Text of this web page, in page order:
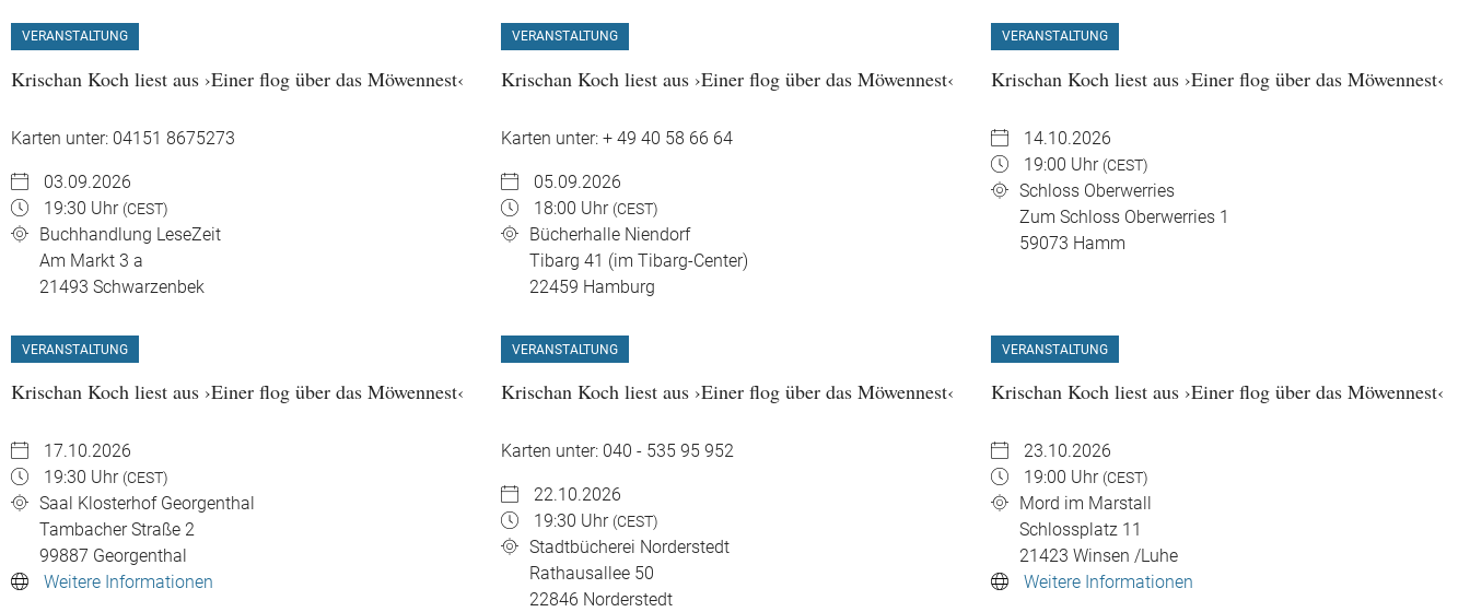
VERANSTALTUNG
Krischan Koch liest aus ›Einer flog über das Möwennest‹
Karten unter: 04151 8675273
03.09.2026
19:30 Uhr (CEST)
Buchhandlung LeseZeit
Am Markt 3 a
21493 Schwarzenbek
VERANSTALTUNG
Krischan Koch liest aus ›Einer flog über das Möwennest‹
Karten unter: + 49 40 58 66 64
05.09.2026
18:00 Uhr (CEST)
Bücherhalle Niendorf
Tibarg 41 (im Tibarg-Center)
22459 Hamburg
VERANSTALTUNG
Krischan Koch liest aus ›Einer flog über das Möwennest‹
14.10.2026
19:00 Uhr (CEST)
Schloss Oberwerries
Zum Schloss Oberwerries 1
59073 Hamm
VERANSTALTUNG
Krischan Koch liest aus ›Einer flog über das Möwennest‹
17.10.2026
19:30 Uhr (CEST)
Saal Klosterhof Georgenthal
Tambacher Straße 2
99887 Georgenthal
Weitere Informationen
VERANSTALTUNG
Krischan Koch liest aus ›Einer flog über das Möwennest‹
Karten unter: 040 - 535 95 952
22.10.2026
19:30 Uhr (CEST)
Stadtbücherei Norderstedt
Rathausallee 50
22846 Norderstedt
VERANSTALTUNG
Krischan Koch liest aus ›Einer flog über das Möwennest‹
23.10.2026
19:00 Uhr (CEST)
Mord im Marstall
Schlossplatz 11
21423 Winsen /Luhe
Weitere Informationen